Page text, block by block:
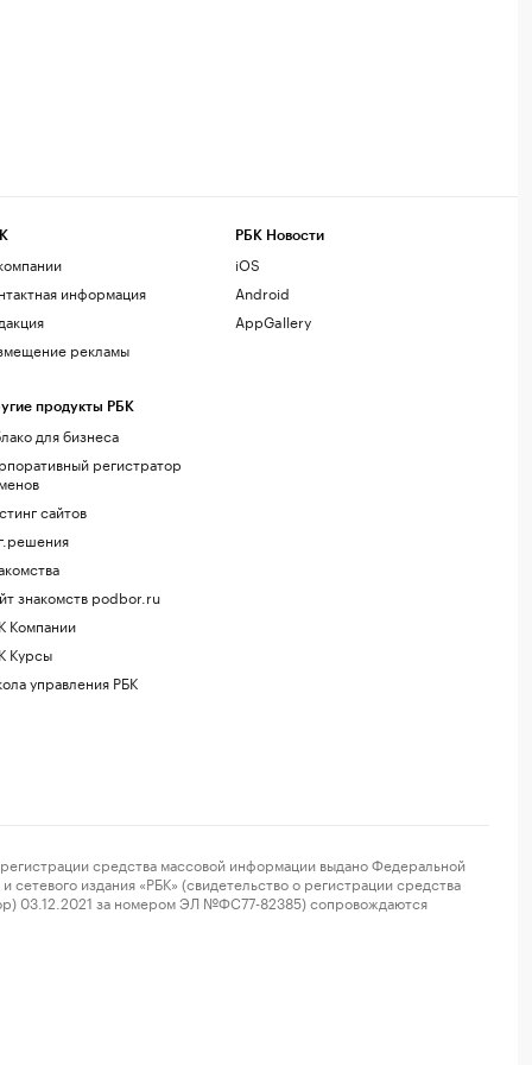
информация
рекламы
продукты РБК
для бизнеса
регистратор
сайтов
знакомств podbor.ru
Компании
Курсы
управления РБК
РБК Новости
iOS
Android
AppGallery
средства массовой информации выдано Федеральной
издания «РБК» (свидетельство о регистрации средства
03.12.2021 за номером ЭЛ №ФС77-82385) сопровождаются